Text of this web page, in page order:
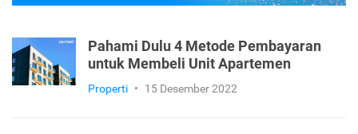
Pahami Dulu 4 Metode Pembayaran
untuk Membeli Unit Apartemen
Properti • 15 Desember 2022